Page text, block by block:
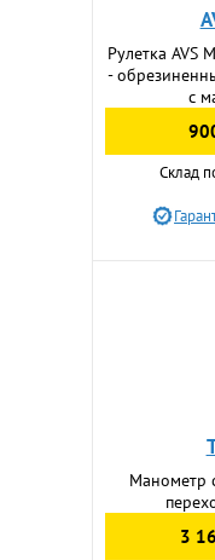
Рулетка AVS
-
с
Склад
Манометр
3